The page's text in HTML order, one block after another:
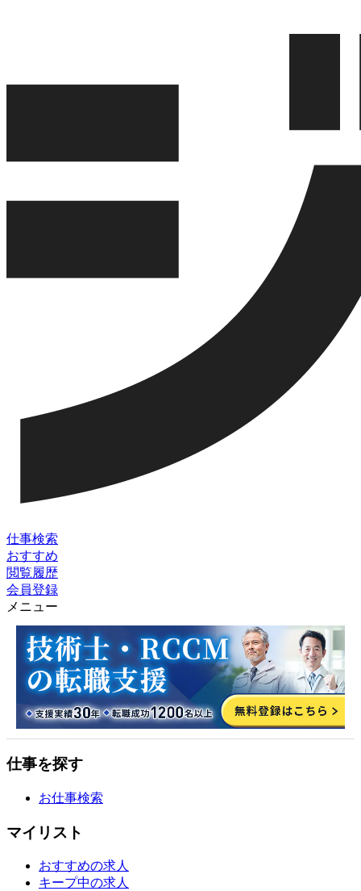
仕事検索
おすすめ
閲覧履歴
会員登録
メニュー
仕事を探す
お仕事検索
マイリスト
おすすめの求人
キープ中の求人